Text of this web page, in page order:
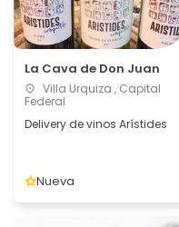
La Cava de Don Juan
Villa Urquiza , Capital
Federal
Delivery de vinos Arístides
Nueva